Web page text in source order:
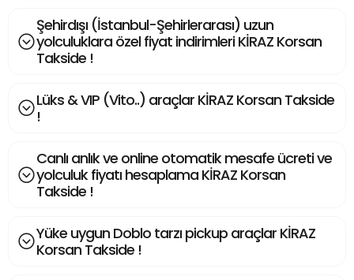
Şehirdışı (İstanbul-Şehirlerarası) uzun
yolculuklara özel fiyat indirimleri KİRAZ Korsan
Takside !
Lüks & VIP (Vito..) araçlar KİRAZ Korsan Takside
!
Canlı anlık ve online otomatik mesafe ücreti ve
yolculuk fiyatı hesaplama KİRAZ Korsan
Takside !
Yüke uygun Doblo tarzı pickup araçlar KİRAZ
Korsan Takside !